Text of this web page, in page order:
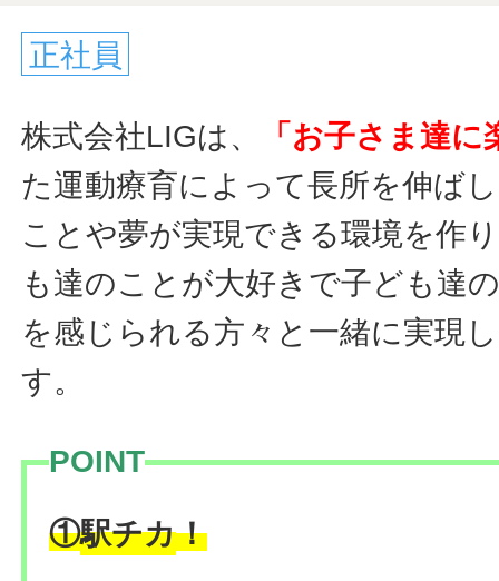
正社員
株式会社LIGは、
「お子さま達に
た運動療育によって長所を伸ば
ことや夢が実現できる環境を作
も達のことが大好きで子ども達
を感じられる方々と一緒に実現
す。
POINT
①駅チカ！